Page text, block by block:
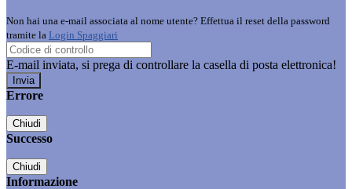
Non hai una e-mail associata al nome utente? Effettua il reset della password
tramite la Login Spaggiari
E-mail inviata, si prega di controllare la casella di posta elettronica!
Errore
Chiudi
Successo
Chiudi
Informazione